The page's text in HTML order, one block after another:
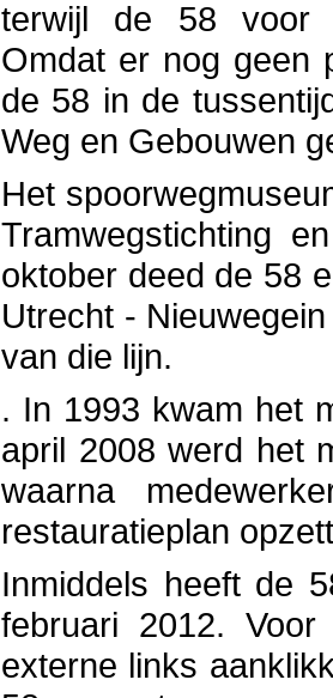
terwijl de 58 voor
Omdat er nog geen
de 58 in de
Weg en Gebouwen
Het
Tramwegstichting
oktober deed de 58
Utrecht -
van die lijn.
. In 1993 kwam het
april 2008 werd het
waarna
restauratieplan
Inmiddels heeft de
februari 2012.
externe links